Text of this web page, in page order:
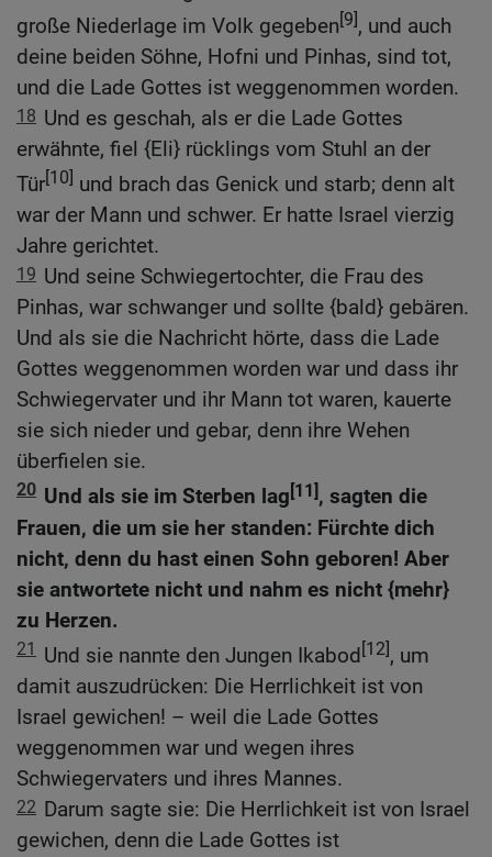
große Niederlage im Volk gegeben[9], und auch
deine beiden Söhne, Hofni und Pinhas, sind tot,
und die Lade Gottes ist weggenommen worden.
18 Und es geschah, als er die Lade Gottes
erwähnte, fiel {Eli} rücklings vom Stuhl an der
Tür[10] und brach das Genick und starb; denn alt
war der Mann und schwer. Er hatte Israel vierzig
Jahre gerichtet.
19 Und seine Schwiegertochter, die Frau des
Pinhas, war schwanger und sollte {bald} gebären.
Und als sie die Nachricht hörte, dass die Lade
Gottes weggenommen worden war und dass ihr
Schwiegervater und ihr Mann tot waren, kauerte
sie sich nieder und gebar, denn ihre Wehen
überfielen sie.
20 Und als sie im Sterben lag [11], sagten die
Frauen, die um sie her standen: Fürchte dich
nicht, denn du hast einen Sohn geboren! Aber
sie antwortete nicht und nahm es nicht {mehr}
zu Herzen.
21 Und sie nannte den Jungen Ikabod[12], um
damit auszudrücken: Die Herrlichkeit ist von
Israel gewichen! – weil die Lade Gottes
weggenommen war und wegen ihres
Schwiegervaters und ihres Mannes.
22 Darum sagte sie: Die Herrlichkeit ist von Israel
gewichen, denn die Lade Gottes ist